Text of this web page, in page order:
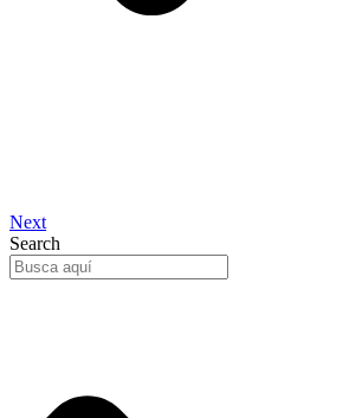
Next
Search